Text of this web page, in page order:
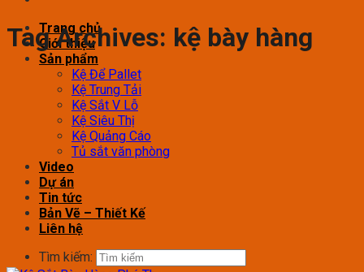
Trang chủ
Giới thiệu
Sản phẩm
Kệ Để Pallet
Kệ Trung Tải
Kệ Sắt V Lỗ
Kệ Siêu Thị
Kệ Quảng Cáo
Tủ sắt văn phòng
Video
Dự án
Tin tức
Bản Vẽ – Thiết Kế
Liên hệ
Tìm kiếm:
Tag Archives: kệ bày hàng